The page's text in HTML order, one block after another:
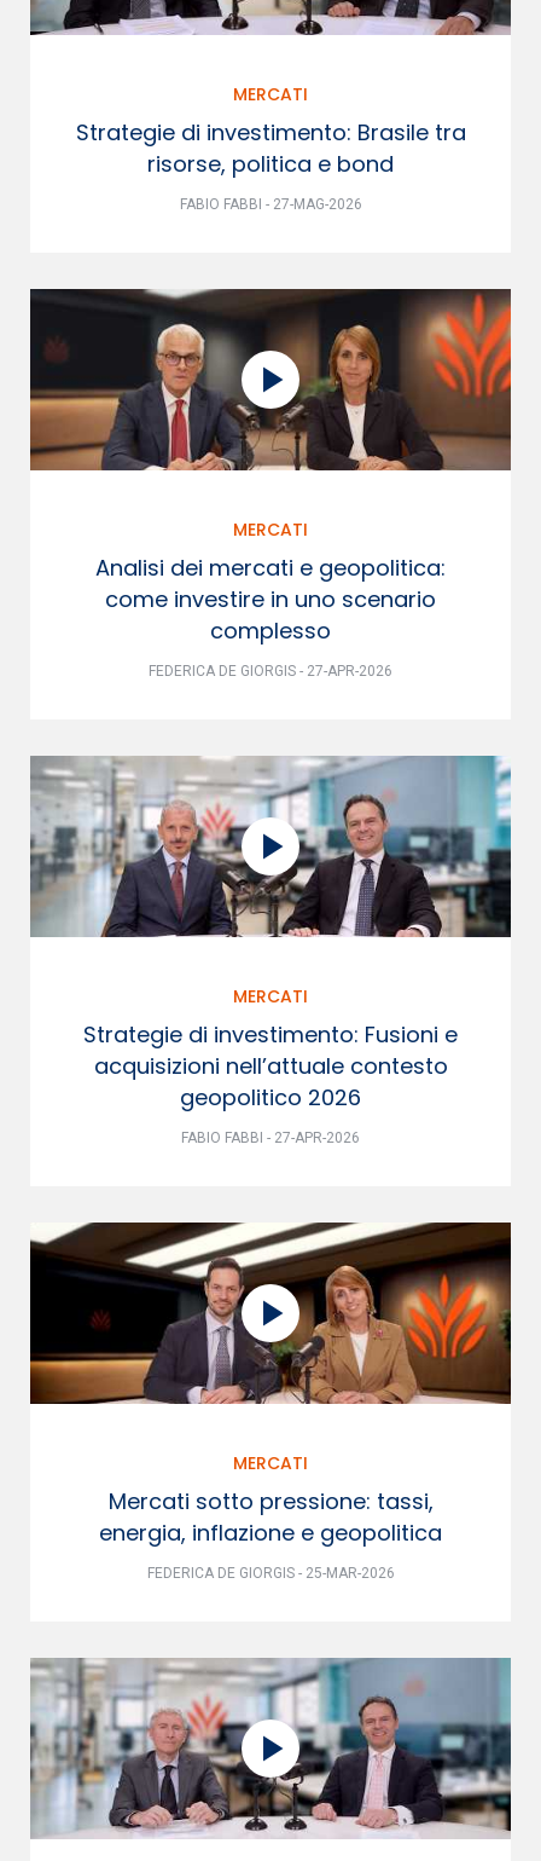
MERCATI
Strategie di investimento: Brasile tra
risorse, politica e bond
FABIO FABBI - 27-MAG-2026
MERCATI
Analisi dei mercati e geopolitica:
come investire in uno scenario
complesso
FEDERICA DE GIORGIS - 27-APR-2026
MERCATI
Strategie di investimento: Fusioni e
acquisizioni nell’attuale contesto
geopolitico 2026
FABIO FABBI - 27-APR-2026
MERCATI
Mercati sotto pressione: tassi,
energia, inflazione e geopolitica
FEDERICA DE GIORGIS - 25-MAR-2026